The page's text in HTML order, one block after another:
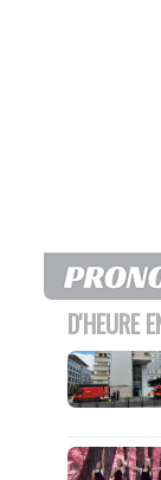
D'HEURE